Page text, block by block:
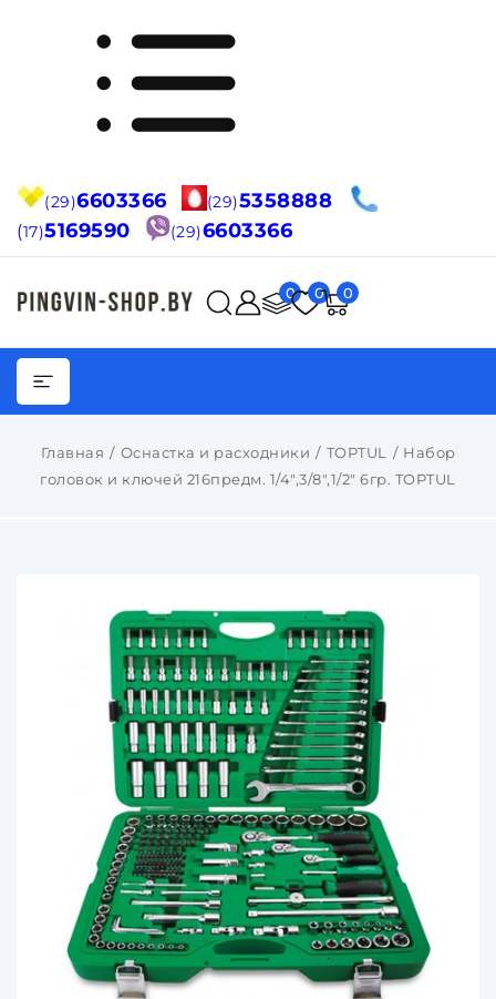
(29)6603366 (29)5358888
(17)5169590 (29)6603366
0 0 0
Главная Оснастка и расходники TOPTUL
Набор
головок и ключей 216предм. 1/4",3/8",1/2" 6гр. TOPTUL